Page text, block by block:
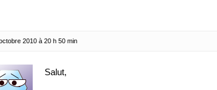
2010 à 20 h 50 min
Salut,